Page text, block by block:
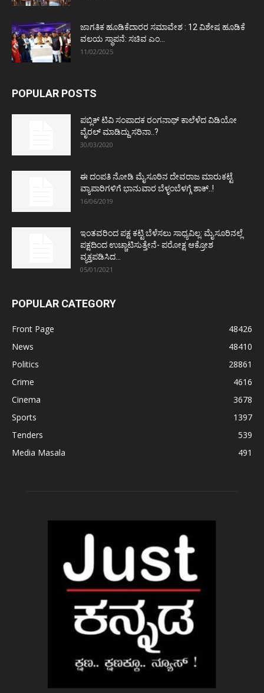
ಜಾಗತಿಕ ಹೂಡಿಕೆದಾರರ ಸಮಾವೇಶ : 12 ವಿಶೇಷ ಹೂಡಿಕೆ
ವಲಯ ಸ್ಥಾಪನೆ: ಸಚಿವ ಎಂ...
11/02/2025
POPULAR POSTS
ಪಬ್ಲಿಕ್ ಟಿವಿ ಸಂಪಾದಕ ರಂಗನಾಥ್ ಕಾಲೆಳೆದ ವಿಡಿಯೋ
ವೈರಲ್ ಮಾಡಿದ್ದು ಸರಿನಾ..?
30/03/2020
ಈ ದಂಪತಿ ನೋಡಿ ಮೈಸೂರಿನ ದೇವರಾಜ ಮಾರುಕಟ್ಟೆ
ವ್ಯಾಪಾರಿಗಳಿಗೆ ಭಾನುವಾರ ಬೆಳ್ಳಂಬೆಳಗ್ಗೆ ಶಾಕ್..!
16/06/2019
ಇಂತವರಿಂದ ಪಕ್ಷ ಕಟ್ಟಿ ಬೆಳೆಸಲು ಸಾಧ್ಯವಿಲ್ಲ: ಮೈಸೂರಿನಲ್ಲೆ
ಪಕ್ಷದಿಂದ ಉಚ್ಚಾಟಿಸುತ್ತೇನೆ- ಪರೋಕ್ಷ ಆಕ್ರೋಶ
ವ್ಯಕ್ತಪಡಿಸಿದ...
05/01/2021
POPULAR CATEGORY
Front Page
48426
News
48410
Politics
28861
Crime
4616
Cinema
3678
Sports
1397
Tenders
539
Media Masala
491